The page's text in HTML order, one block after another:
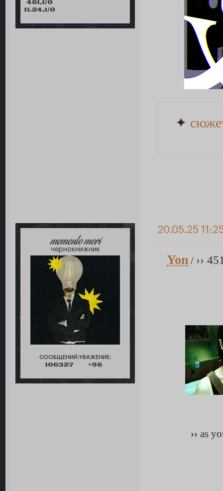
461,1/0
11.24,1/0
✦
memento mori
чернокнижник
СООБЩЕНИЙ:
106327
УВАЖЕНИЕ:
+56
20.05.25
Yon / ››
›› as